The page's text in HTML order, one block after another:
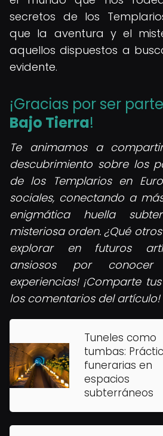
secretos de los
que la aventura y el
aquellos dispuestos a
evidente.
¡Gracias por ser
Bajo Tierra!
Te animamos a
descubrimiento sobre los
de los Templarios en
sociales, conectando a
enigmática huella
misteriosa orden. ¿Qué
explorar en futuros
ansiosos por
experiencias! ¡Comparte
los comentarios del artículo!
Tuneles como
tumbas:
funerarias en
espacios
subterráneos